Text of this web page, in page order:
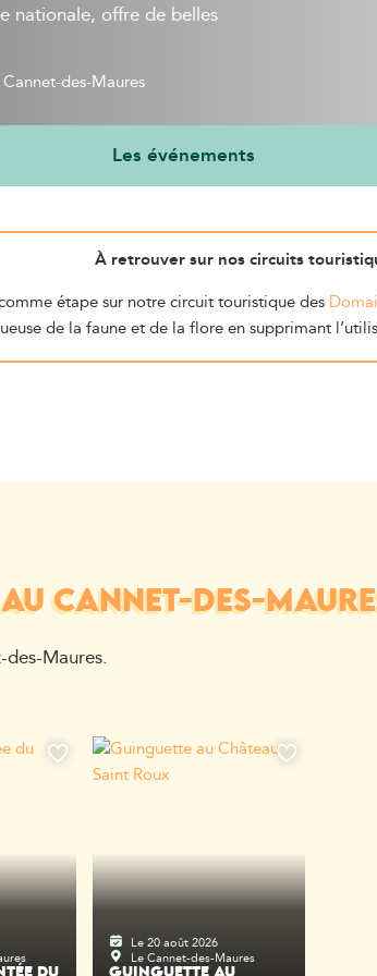
nationale, offre de belles
des-Maures
Les événements
À retrouver sur nos circuits
étape sur notre circuit touristique des
de la faune et de la flore en supprimant
CANNET-DES-
Maures.
DU
Le 20 août 2026
Le Cannet-des-Maures
GUINGUETTE AU